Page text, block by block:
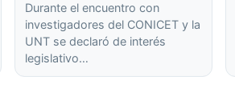
Durante el encuentro con
investigadores del CONICET y la
UNT se declaró de interés
legislativo…